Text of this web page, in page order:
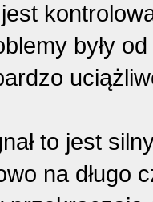
były
to jest
na długo